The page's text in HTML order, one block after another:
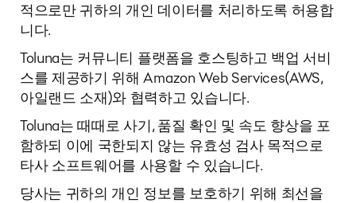
적으로만 귀하의 개인 데이터를 처리하도록 허용합
니다.
Toluna는 커뮤니티 플랫폼을 호스팅하고 백업 서비
스를 제공하기 위해 Amazon Web Services(AWS,
아일랜드 소재)와 협력하고 있습니다.
Toluna는 때때로 사기, 품질 확인 및 속도 향상을 포
함하되 이에 국한되지 않는 유효성 검사 목적으로
타사 소프트웨어를 사용할 수 있습니다.
당사는 귀하의 개인 정보를 보호하기 위해 최선을